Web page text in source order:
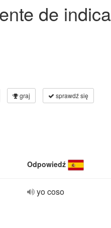
de
graj sprawdź się
Odpowiedź
yo coso